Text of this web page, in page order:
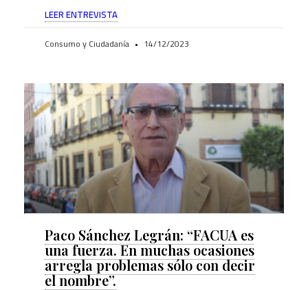
LEER ENTREVISTA
Consumo y Ciudadanía 14/12/2023
Paco Sánchez Legrán: “FACUA es
una fuerza. En muchas ocasiones
arregla problemas sólo con decir
el nombre”.